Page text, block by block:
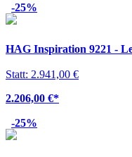
-25%
HAG Inspiration 9221 -
Statt: 2.941,00 €
2.206,00 €*
-25%